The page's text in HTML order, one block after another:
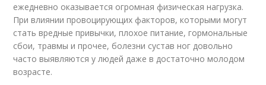
ежедневно оказывается огромная физическая нагрузка.
При влиянии провоцирующих факторов, которыми могут
стать вредные привычки, плохое питание, гормональные
сбои, травмы и прочее, болезни сустав ног довольно
часто выявляются у людей даже в достаточно молодом
возрасте.